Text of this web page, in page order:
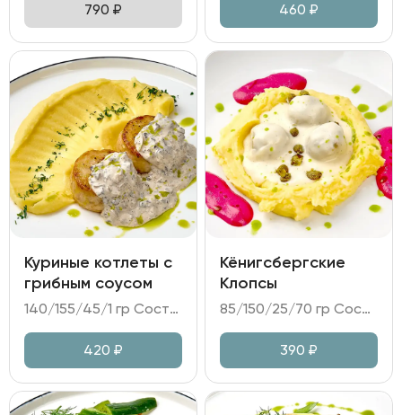
790 ₽ 460 ₽
Куриные котлеты с
грибным соусом
140/155/45/1 гр Состав: - котлеты из куриного филе; - пюре картофельное; - соус грибной на сливках; - зелень.
420 ₽
Кёнигсбергские
Клопсы
85/150/25/70 гр Состав: - клопсы (свиной карбонад, лук репчатый, каперсы, килька); - пюре картофельное; - мусс свекольный на сыре Фета; - сливочный соус.
390 ₽